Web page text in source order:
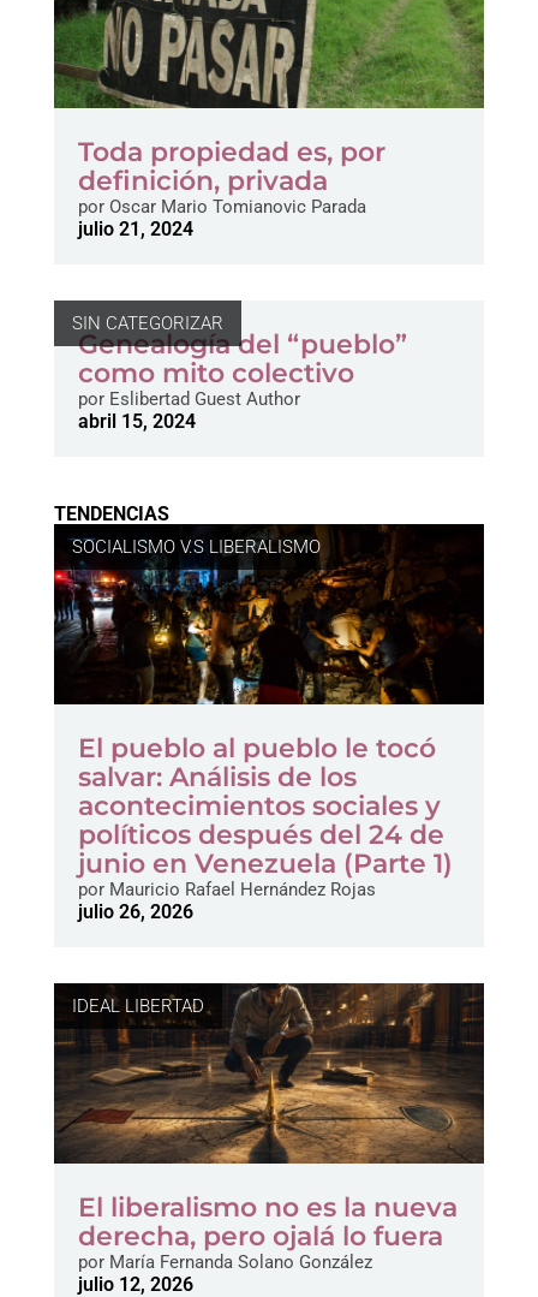
Toda propiedad es, por
definición, privada
porOscar Mario Tomianovic Parada
julio 21, 2024
SIN CATEGORIZAR
Genealogía del “pueblo”
como mito colectivo
porEslibertad Guest Author
abril 15, 2024
TENDENCIAS
SOCIALISMO V.S LIBERALISMO
El pueblo al pueblo le tocó
salvar: Análisis de los
acontecimientos sociales y
políticos después del 24 de
junio en Venezuela (Parte 1)
porMauricio Rafael Hernández Rojas
julio 26, 2026
IDEAL LIBERTAD
El liberalismo no es la nueva
derecha, pero ojalá lo fuera
porMaría Fernanda Solano González
julio 12, 2026